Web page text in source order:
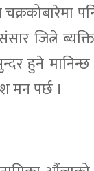
जित्ने
हुने
मन पर्छ ।